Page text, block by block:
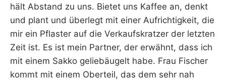
hält Abstand zu uns. Bietet uns Kaffee an, denkt
und plant und überlegt mit einer Aufrichtigkeit, die
mir ein Pflaster auf die Verkaufskratzer der letzten
Zeit ist. Es ist mein Partner, der erwähnt, dass ich
mit einem Sakko geliebäugelt habe. Frau Fischer
kommt mit einem Oberteil, das dem sehr nah